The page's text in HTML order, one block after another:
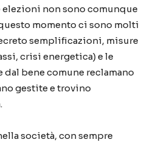
elezioni non sono comunque
momento ci sono molti
semplificazioni, misure
crisi energetica) e le
bene comune reclamano
gestite e trovino
società, con sempre